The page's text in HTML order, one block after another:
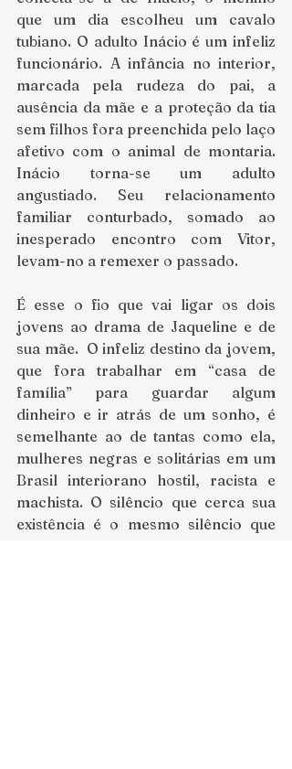
que um dia escolheu um cavalo
tubiano. O adulto Inácio é um infeliz
funcionário. A infância no interior,
marcada pela rudeza do pai, a
ausência da mãe e a proteção da tia
sem filhos fora preenchida pelo laço
afetivo com o animal de montaria.
Inácio torna-se um adulto
angustiado. Seu relacionamento
familiar conturbado, somado ao
inesperado encontro com Vitor,
levam-no a remexer o passado.
É esse o fio que vai ligar os dois
jovens ao drama de Jaqueline e de
sua mãe.  O infeliz destino da jovem,
que fora trabalhar em “casa de
família” para guardar algum
dinheiro e ir atrás de um sonho, é
semelhante ao de tantas como ela,
mulheres negras e solitárias em um
Brasil interiorano hostil, racista e
machista. O silêncio que cerca sua
existência é o mesmo silêncio que